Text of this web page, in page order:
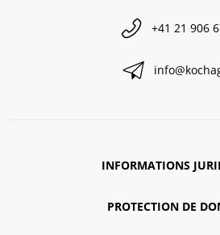
+41 21 906
INFORMATIONS
PROTECTION DE